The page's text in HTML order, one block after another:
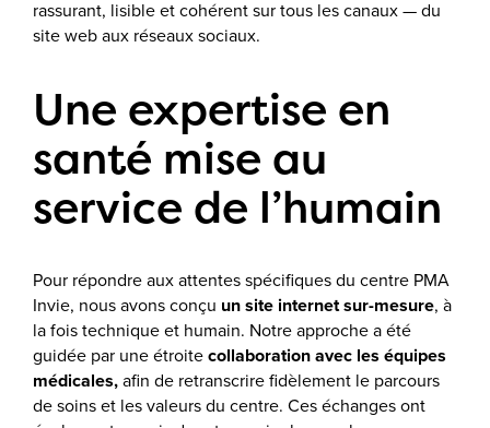
rassurant, lisible et cohérent sur tous les canaux — du
site web aux réseaux sociaux.
Une expertise en
santé mise au
service de l’humain
Pour répondre aux attentes spécifiques du centre PMA
Invie, nous avons conçu un site internet sur-mesure, à
la fois technique et humain. Notre approche a été
guidée par une étroitecollaboration avec les équipes
médicales,afin de retranscrire fidèlement le parcours
de soins et les valeurs du centre. Ces échanges ont